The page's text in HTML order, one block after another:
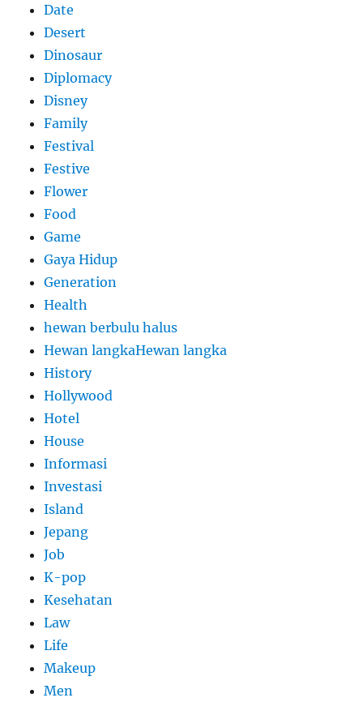
Date
Desert
Dinosaur
Diplomacy
Disney
Family
Festival
Festive
Flower
Food
Game
Gaya Hidup
Generation
Health
hewan berbulu halus
Hewan langkaHewan langka
History
Hollywood
Hotel
House
Informasi
Investasi
Island
Jepang
Job
K-pop
Kesehatan
Law
Life
Makeup
Men